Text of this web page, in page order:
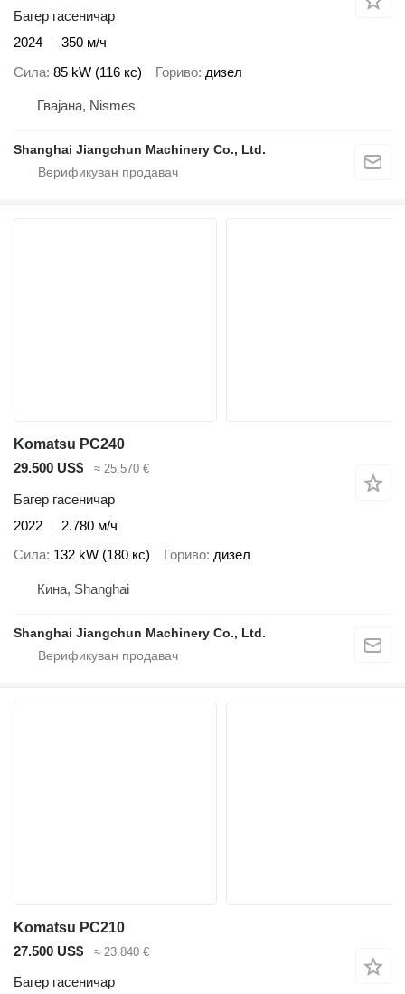
Багер гасеничар
2024
350 м/ч
Сила 85 kW (116 кс) Гориво дизел
Гвајана, Nismes
Shanghai Jiangchun Machinery Co., Ltd.
Komatsu PC240
29.500 US$
≈ 25.570 €
Багер гасеничар
2022
2.780 м/ч
Сила 132 kW (180 кс) Гориво дизел
Кина, Shanghai
Shanghai Jiangchun Machinery Co., Ltd.
Komatsu PC210
27.500 US$
≈ 23.840 €
Багер гасеничар